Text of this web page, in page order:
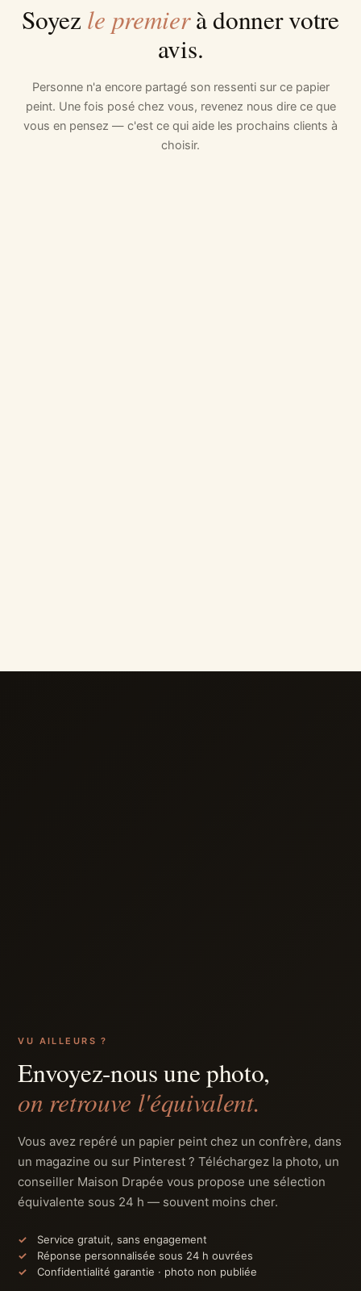
Soyez le premierà donner votre
avis.
Personne n'a encore partagé son ressenti sur ce papier
peint. Une fois posé chez vous, revenez nous dire ce que
vous en pensez — c'est ce qui aide les prochains clients à
choisir.
VU AILLEURS ?
Envoyez-nous une photo,
on retrouve l'équivalent.
Vous avez repéré un papier peint chez un confrère, dans
un magazine ou sur Pinterest ? Téléchargez la photo, un
conseiller Maison Drapée vous propose une sélection
équivalente sous 24 h — souvent moins cher.
Service gratuit, sans engagement
Réponse personnalisée sous 24 h ouvrées
Confidentialité garantie · photo non publiée